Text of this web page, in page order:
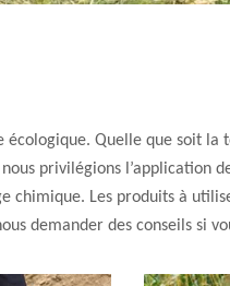
Quelle que soit la
privilégions l’application
chimique. Les produits à
demander des conseils si